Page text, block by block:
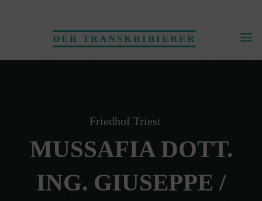
DER TRANSKRIBIERER
Friedhof Triest
MUSSAFIA DOTT.
ING. GIUSEPPE /